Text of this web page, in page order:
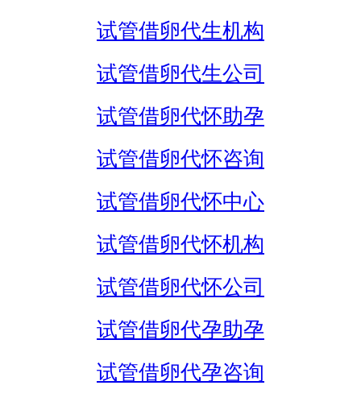
试管借卵代生机构
试管借卵代生公司
试管借卵代怀助孕
试管借卵代怀咨询
试管借卵代怀中心
试管借卵代怀机构
试管借卵代怀公司
试管借卵代孕助孕
试管借卵代孕咨询